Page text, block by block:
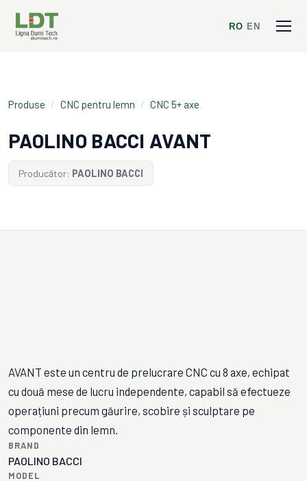
RO EN
Produse / CNC pentru lemn / CNC 5+ axe
PAOLINO BACCI AVANT
Producător: PAOLINO BACCI
AVANT este un centru de prelucrare CNC cu 8 axe, echipat
cu două mese de lucru independente, capabil să efectueze
operațiuni precum găurire, scobire și sculptare pe
componente din lemn.
BRAND
PAOLINO BACCI
MODEL